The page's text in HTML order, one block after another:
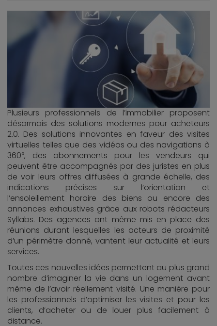
Plusieurs professionnels de l’immobilier proposent
désormais des solutions modernes pour acheteurs
2.0. Des solutions innovantes en faveur des visites
virtuelles telles que des vidéos ou des navigations à
360°, des abonnements pour les vendeurs qui
peuvent être accompagnés par des juristes en plus
de voir leurs offres diffusées à grande échelle, des
indications précises sur l’orientation et
l’ensoleillement horaire des biens ou encore des
annonces exhaustives grâce aux robots rédacteurs
Syllabs. Des agences ont même mis en place des
réunions durant lesquelles les acteurs de proximité
d’un périmètre donné, vantent leur actualité et leurs
services.
Toutes ces nouvelles idées permettent au plus grand
nombre d’imaginer la vie dans un logement avant
même de l’avoir réellement visité. Une manière pour
les professionnels d’optimiser les visites et pour les
clients, d’acheter ou de louer plus facilement à
distance.